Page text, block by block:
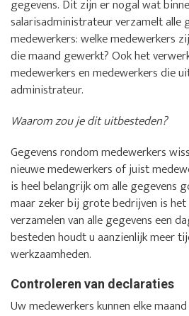
gegevens. Dit zijn er nogal wat
salarisadministrateur verzamelt alle
medewerkers: welke medewerkers
die maand gewerkt? Ook het
medewerkers en medewerkers die
administrateur.
Waarom zou je dit uitbesteden?
Gegevens rondom medewerkers
nieuwe medewerkers of juist
is heel belangrijk om alle gegevens
maar zeker bij grote bedrijven is
verzamelen van alle gegevens een
besteden houdt u aanzienlijk meer
werkzaamheden.
Controleren van declaraties
Uw medewerkers kunnen elke